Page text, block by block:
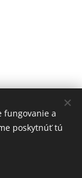
fungovanie a
poskytnúť tú